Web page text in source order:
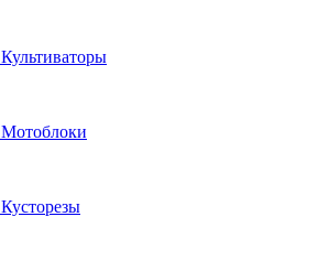
Культиваторы
Мотоблоки
Кусторезы